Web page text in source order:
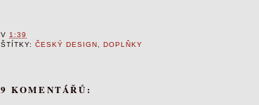
V1:39
ŠTÍTKY:ČESKÝ DESIGN , DOPLŇKY
9 KOMENTÁŘŮ: